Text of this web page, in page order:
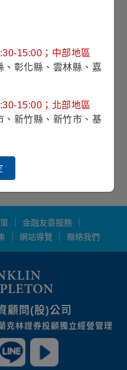
慮通膨、手續費等。
不同之投資績效，過
保證。
金融友善服務
網站導覽 聯絡我們
顧問(股)公司
克林證券投顧獨立經營管理
15:00；中部地區
、彰化縣、雲林縣、嘉
15:00；北部地區
、新竹縣、新竹市、基